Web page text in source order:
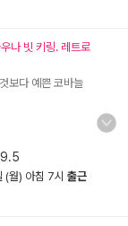
나 빗 키링. 레트로
보다 예쁜 코바늘
9.5
(월) 아침 7시 출근